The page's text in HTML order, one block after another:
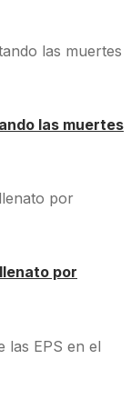
las muertes
por